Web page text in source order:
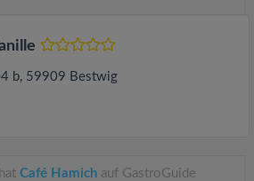
b, 59909 Bestwig
hat Café Hamich auf GastroGuide